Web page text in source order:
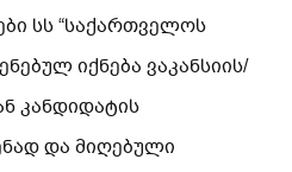
სს “საქართველოს
იქნება ვაკანსიის/
კანდიდატის
და მიღებული